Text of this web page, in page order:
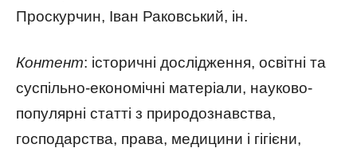
Проскурчин, Іван Раковський, ін.
Контент: історичні дослідження, освітні та
суспільно-економічні матеріали, науково-
популярні статті з природознавства,
господарства, права, медицини і гігієни,